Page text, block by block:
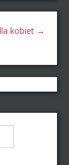
kobiet →